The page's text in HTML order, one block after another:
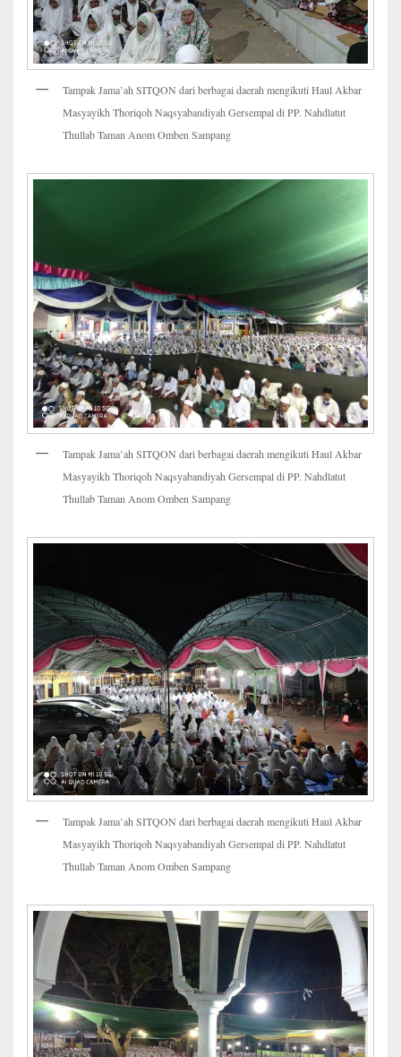
Tampak Jama’ah SITQON dari berbagai daerah mengikuti Haul Akbar
Masyayikh Thoriqoh Naqsyabandiyah Gersempal di PP. Nahdlatut
Thullab Taman Anom Omben Sampang
Tampak Jama’ah SITQON dari berbagai daerah mengikuti Haul Akbar
Masyayikh Thoriqoh Naqsyabandiyah Gersempal di PP. Nahdlatut
Thullab Taman Anom Omben Sampang
Tampak Jama’ah SITQON dari berbagai daerah mengikuti Haul Akbar
Masyayikh Thoriqoh Naqsyabandiyah Gersempal di PP. Nahdlatut
Thullab Taman Anom Omben Sampang